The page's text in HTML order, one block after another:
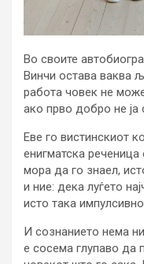
Во своите
Винчи остава ваква
работа човек не
ако прво добро не ја
Еве го вистинскиот
енигматска
мора да го знаел,
и ние: дека луѓето
исто така
И сознанието нема
е сосема глупаво да